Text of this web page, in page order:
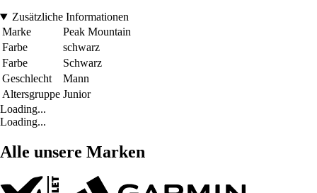
Zusätzliche Informationen
Marke
Peak Mountain
Farbe
schwarz
Farbe
Schwarz
Geschlecht
Mann
Altersgruppe Junior
Loading...
Loading...
Alle unsere Marken